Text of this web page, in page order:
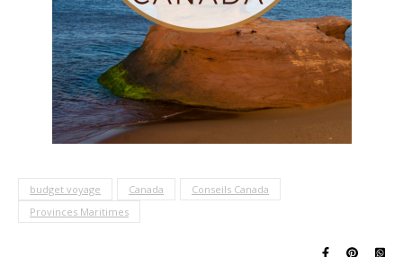
budget voyage Canada
Conseils Canada
Provinces Maritimes